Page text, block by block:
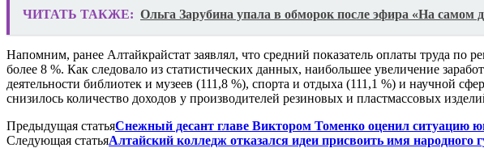
ЧИТАТЬ ТАКЖЕ: Ольга Зарубина упала в обморок после эфира «На самом
Напомним, ранее Алтайкрайстат заявлял, что средний показатель оплаты труда по
более 8 %. Как следовало из статистических данных, наибольшее увеличение
деятельности библиотек и музеев (111,8 %), спорта и отдыха (111,1 %) и научной
снизилось количество доходов у производителей резиновых и пластмассовых
Предыдущая статьяСнежный десант главе Виктором Томенко оценил ситуацию
Следующая статьяАлтайский колледж отказался идеи присвоить имя народного